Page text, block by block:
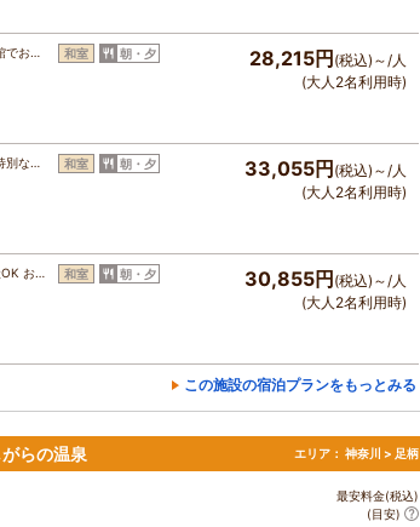
お… 和室 朝・夕 28,215円(税込)～/人
(大人2名利用時)
な… 和室 朝・夕 33,055円(税込)～/人
(大人2名利用時)
お… 和室 朝・夕 30,855円(税込)～/人
(大人2名利用時)
この施設の宿泊プランをもっとみる
らの温泉 エリア： 神奈川 > 足柄
最安料金(税込)
(目安)